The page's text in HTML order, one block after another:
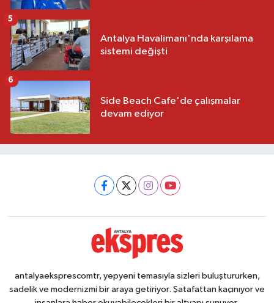
Antalya Havalimanı'nda karşılama
sistemi değişti
5
Side Beach Cafe'de çalışmalar
devam ediyor
6
antalyaeksprescomtr, yepyeni temasıyla sizleri buluştururken,
sadelik ve modernizmi bir araya getiriyor. Şatafattan kaçınıyor ve